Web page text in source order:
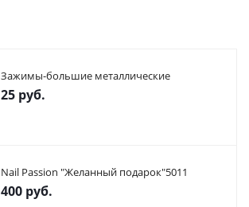
Зажимы-большие металлические
25 руб.
Nail Passion "Желанный подарок"5011
400 руб.